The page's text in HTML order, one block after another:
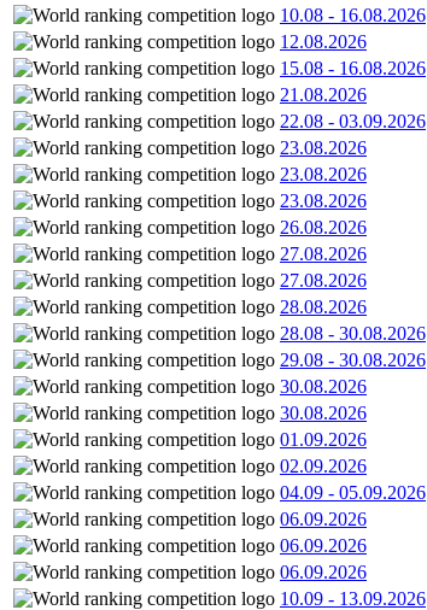
10.08 - 16.08.2026
12.08.2026
15.08 - 16.08.2026
21.08.2026
22.08 - 03.09.2026
23.08.2026
23.08.2026
23.08.2026
26.08.2026
27.08.2026
27.08.2026
28.08.2026
28.08 - 30.08.2026
29.08 - 30.08.2026
30.08.2026
30.08.2026
01.09.2026
02.09.2026
04.09 - 05.09.2026
06.09.2026
06.09.2026
06.09.2026
10.09 - 13.09.2026